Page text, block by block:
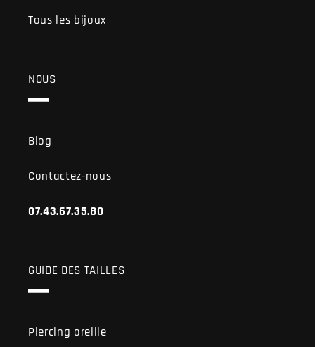
Tous les bijoux
NOUS
Blog
Contactez-nous
07.43.67.35.80
GUIDE DES TAILLES
Piercing oreille